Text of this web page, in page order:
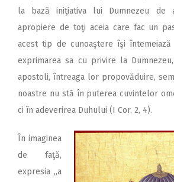
la bază iniţiativa lui Dumnezeu de
apropiere de toţi aceia care fac un
acest tip de cunoaştere îşi
exprimarea sa cu privire la
apostoli, întreaga lor propovăduire,
noastre nu stă în puterea cuvintelor
ci în adeverirea Duhului (I Cor. 2, 4).
În imaginea
de faţă,
expresia „a